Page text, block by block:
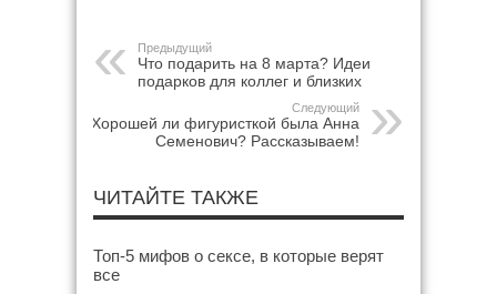
Предыдущий
Что подарить на 8 марта? Идеи
подарков для коллег и близких
Следующий
Хорошей ли фигуристкой была Анна
Семенович? Рассказываем!
ЧИТАЙТЕ ТАКЖЕ
Топ-5 мифов о сексе, в которые верят
все